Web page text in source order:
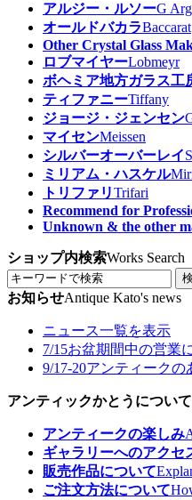
アルジー・ルソーG
オールドバカラBaccarat
Other Crystal Glass
ロブマイヤーLobmeyr
ボヘミア地方ガラス工
ティファニーTiffany
ジョージ・ジェンセン
マイセンMeissen
シルバーオーバーレイ
ミリアム・ハスケル
トリファリTrifari
Recommend for
Unknown & the other
ショップ内検索Works Search
お知らせAntique Kato's news
ニュース一覧を表示
7/15お盆期間中の営業
9/17-20アンティークの
アンティックかとうについて
アンティークの楽しみ
ギャラリーへのアクセ
販売作品について
ご注文方法について